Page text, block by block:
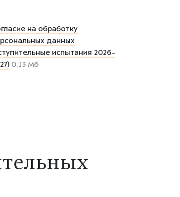
на обработку
данных
испытания 2026-
0.13 Мб